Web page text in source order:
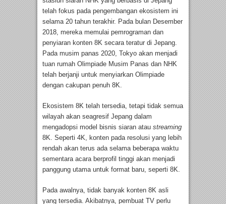
telah fokus pada pengembangan ekosistem ini
selama 20 tahun terakhir. Pada bulan Desember
2018, mereka memulai pemrograman dan
penyiaran konten 8K secara teratur di Jepang.
Pada musim panas 2020, Tokyo akan menjadi
tuan rumah Olimpiade Musim Panas dan NHK
telah berjanji untuk menyiarkan Olimpiade
dengan cakupan penuh 8K.
Ekosistem 8K telah tersedia, tetapi tidak semua
wilayah akan seagresif Jepang dalam
mengadopsi model bisnis siaran atau streaming
8K. Seperti 4K, konten pada resolusi yang lebih
rendah akan terus ada selama beberapa waktu
sementara acara berprofil tinggi akan menjadi
panggung utama untuk format baru, seperti 8K.
Pada awalnya, tidak banyak konten 8K asli
yang tersedia. Akibatnya, pembuat TV perlu